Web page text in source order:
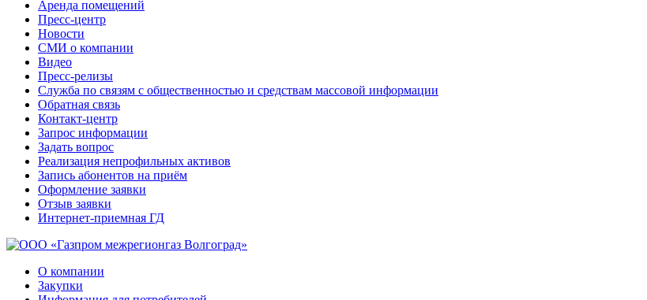
Аренда помещений
Пресс-центр
Новости
СМИ о компании
Видео
Пресс-релизы
Служба по связям с общественностью и средствам массовой информации
Обратная связь
Контакт-центр
Запрос информации
Задать вопрос
Реализация непрофильных активов
Запись абонентов на приём
Оформление заявки
Отзыв заявки
Интернет-приемная ГД
О компании
Закупки